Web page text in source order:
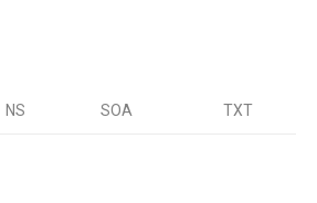
NS SOA TXT